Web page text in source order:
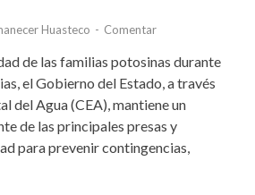
Huasteco - Comentar
de las familias potosinas durante
el Gobierno del Estado, a través
del Agua (CEA), mantiene un
de las principales presas y
para prevenir contingencias,